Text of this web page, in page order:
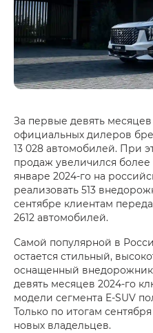
За первые девять месяцев
официальных дилеров
13 028 автомобилей. При
продаж увеличился более
январе 2024-го на
реализовать 513
сентябре клиентам
2612 автомобилей.
Самой популярной в
остается стильный,
оснащенный внедорожник
девять месяцев 2024-го
модели сегмента E-SUV
Только по итогам
новых владельцев.